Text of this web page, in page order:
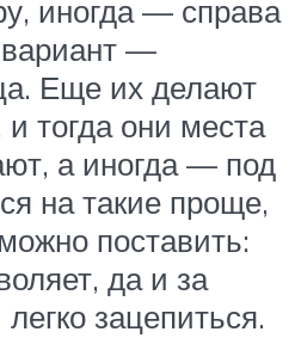
иногда — справа
—
Еще их делают
тогда они места
а иногда — под
на такие проще,
поставить:
да и за
зацепиться.